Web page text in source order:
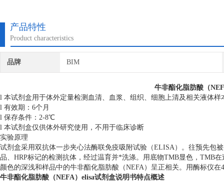
产品特性
Product characteristics
品牌 BIM
牛非酯化脂肪酸（
l 本试剂盒用于体外定量检测血清、血浆、组织、细胞上清及相关液体
l 有效期：6个月
l 保存条件：2-8℃
l 本试剂盒仅供体外研究使用，不用于临床诊断
实验原理
试剂盒采用双抗体一步夹心法酶联免疫吸附试验（ELISA）。往预先包
品、HRP标记的检测抗体，经过温育并*洗涤。用底物TMB显色，TMB
颜色的深浅和样品中的牛非酯化脂肪酸（NEFA）呈正相关。用酶标仪
牛非酯化脂肪酸（NEFA）elisa试剂盒说明书特点概述